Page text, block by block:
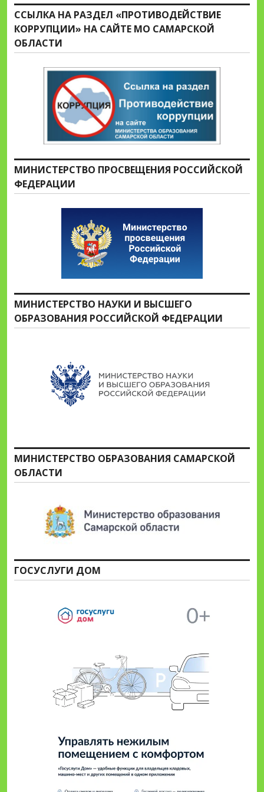
ССЫЛКА НА РАЗДЕЛ «ПРОТИВОДЕЙСТВИЕ
КОРРУПЦИИ» НА САЙТЕ МО САМАРСКОЙ
ОБЛАСТИ
МИНИСТЕРСТВО ПРОСВЕЩЕНИЯ РОССИЙСКОЙ
ФЕДЕРАЦИИ
МИНИСТЕРСТВО НАУКИ И ВЫСШЕГО
ОБРАЗОВАНИЯ РОССИЙСКОЙ ФЕДЕРАЦИИ
МИНИСТЕРСТВО ОБРАЗОВАНИЯ САМАРСКОЙ
ОБЛАСТИ
ГОСУСЛУГИ ДОМ